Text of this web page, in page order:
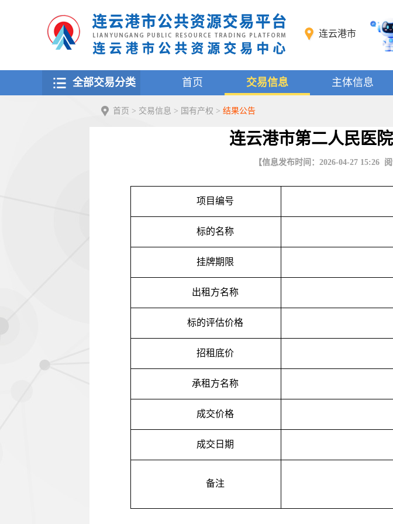
连云港市
全部交易分类 首页 交易信息 主体信息
首页 > 交易信息 > 国有产权 > 结果公告
连云港市第二人民医
【信息发布时间：2026-04-27 15:26 阅
项目编号
标的名称
挂牌期限
出租方名称
标的评估价格
招租底价
承租方名称
成交价格
成交日期
备注